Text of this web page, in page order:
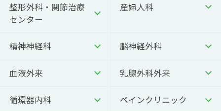
整形外科・関節治療
センター
産婦人科
精神神経科 脳神経外科
血液外来 乳腺外科外来
循環器内科 ペインクリニック